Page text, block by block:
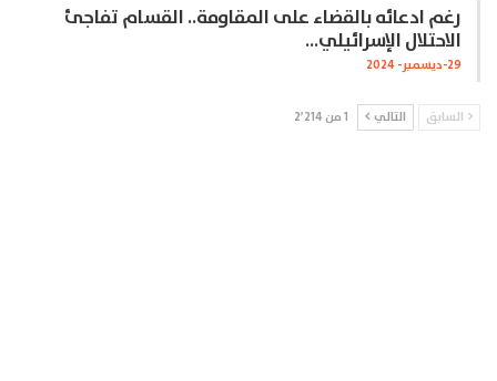
رغم ادعائه بالقضاء على المقاومة.. القسام تفاجئ
الاحتلال الإسرائيلي…
29-ديسمبر- 2024
السابق التالي 1 من 2٬214